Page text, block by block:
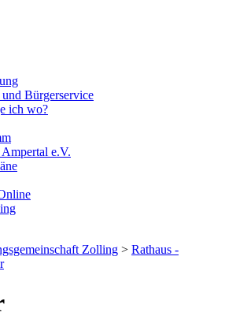
Bürgerservice
ich wo?
e.V.
Zolling > Rathaus -